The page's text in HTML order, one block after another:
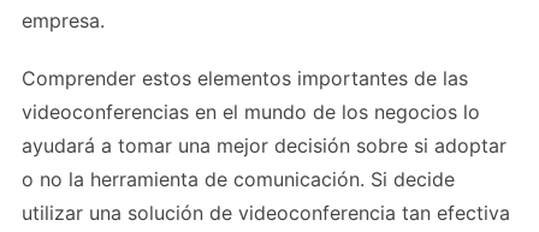
empresa.
Comprender estos elementos importantes de las
videoconferencias en el mundo de los negocios lo
ayudará a tomar una mejor decisión sobre si adoptar
o no la herramienta de comunicación. Si decide
utilizar una solución de videoconferencia tan efectiva